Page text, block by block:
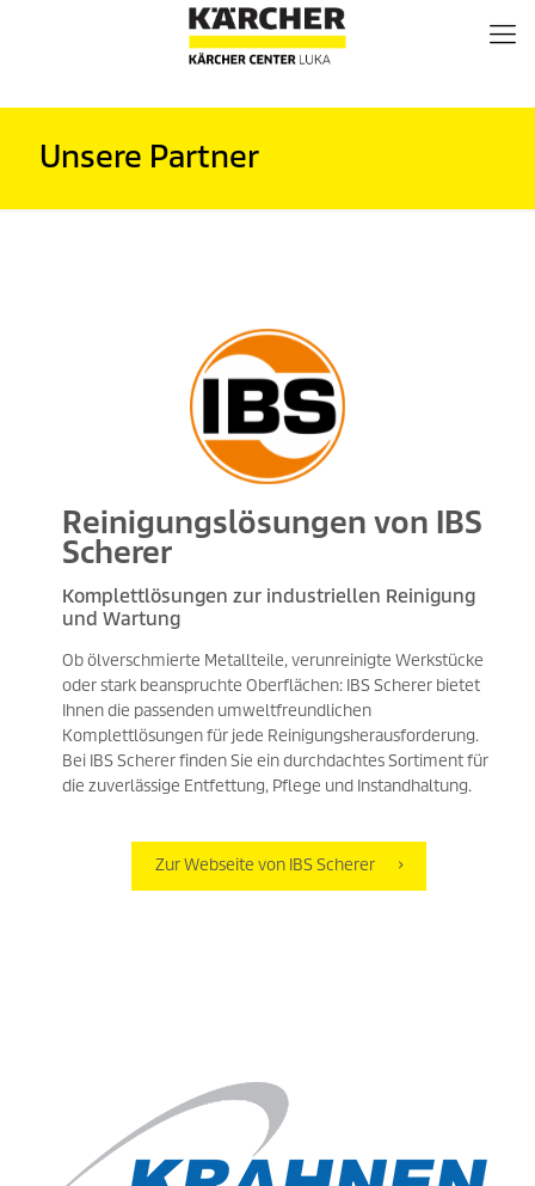
Unsere Partner
Reinigungslösungen von IBS
Scherer
Komplettlösungen zur industriellen Reinigung
und Wartung
Ob ölverschmierte Metallteile, verunreinigte Werkstücke
oder stark beanspruchte Oberflächen: IBS Scherer bietet
Ihnen die passenden umweltfreundlichen
Komplettlösungen für jede Reinigungsherausforderung.
Bei IBS Scherer finden Sie ein durchdachtes Sortiment für
die zuverlässige Entfettung, Pflege und Instandhaltung.
Zur Webseite von IBS Scherer